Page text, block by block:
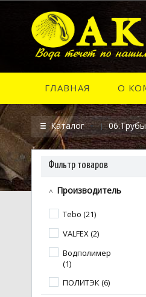
ГЛАВНАЯ О
Каталог
Фильтр товаров
Производитель
Tebo (21)
VALFEX (2)
Водполимер
(1)
ПОЛИТЭК (6)